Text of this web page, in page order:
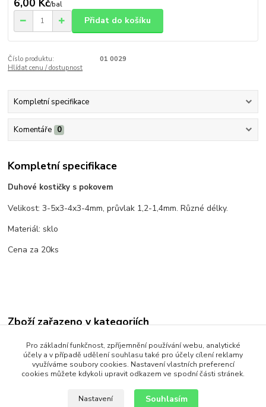
6,00 Kč/bal
Přidat do košíku
Číslo produktu:
01 0029
Hlídat cenu / dostupnost
Kompletní specifikace
Komentáře 0
Kompletní specifikace
Duhové kostičky s pokovem
Velikost: 3-5x3-4x3-4mm, průvlak 1,2-1,4mm. Různé délky.
Materiál: sklo
Cena za 20ks
Zboží zařazeno v kategoriích
Korálky
Skleněné
Pro základní funkčnost, zpříjemnění používání webu, analytické
účely a v případě udělení souhlasu také pro účely cílení reklamy
využíváme soubory cookies. Nastavení vlastních preferencí
cookies můžete kdykoli upravit odkazem ve spodní části stránek.
Nastavení Souhlasím